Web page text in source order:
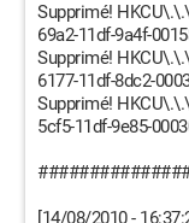
Supprimé!
69a2-11df-9a4f-
Supprimé!
6177-11df-8dc2-
Supprimé!
5cf5-11df-9e85-
[14/08/2010 -